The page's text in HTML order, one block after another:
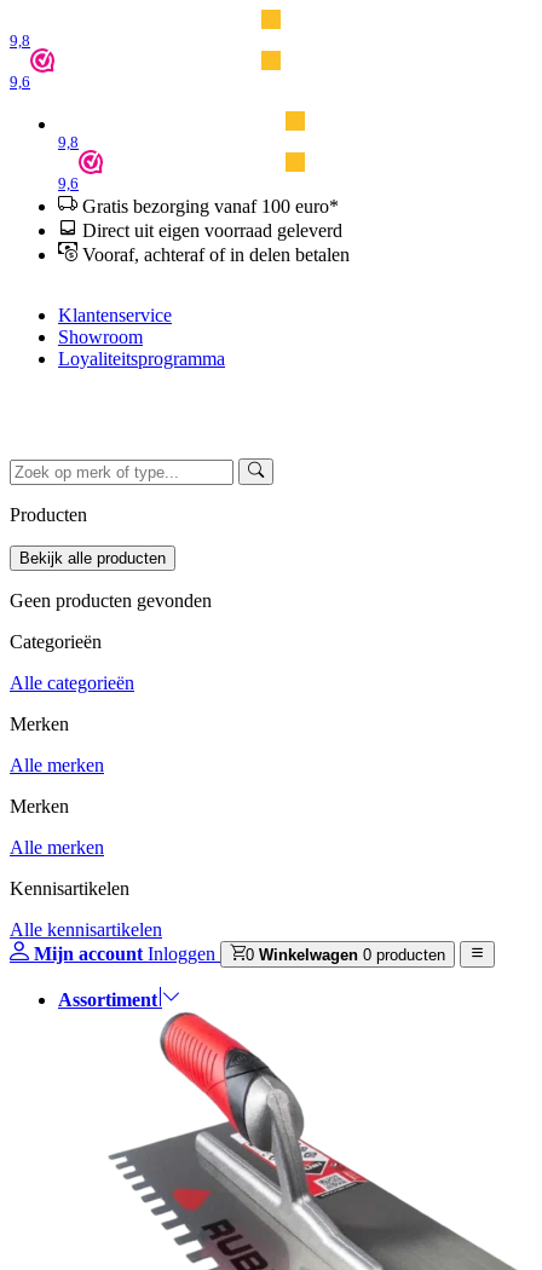
9,8
9,6
9,8
9,6
Gratis bezorging vanaf 100 euro*
Direct uit eigen voorraad geleverd
Vooraf, achteraf of in delen betalen
Klantenservice
Showroom
Loyaliteitsprogramma
Producten
Geen producten gevonden
Categorieën
Alle categorieën
Merken
Alle merken
Merken
Alle merken
Kennisartikelen
Alle kennisartikelen
Mijn account Inloggen 0 Winkelwagen 0 producten
Assortiment